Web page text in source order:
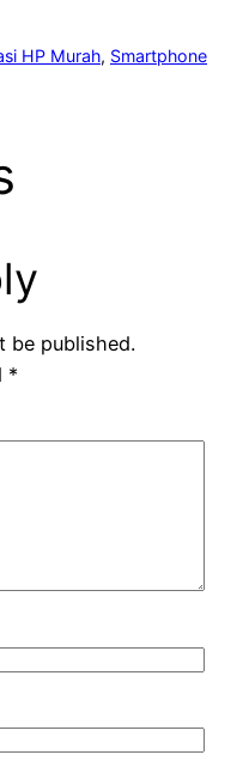
HP Murah, Smartphone
be published.
*